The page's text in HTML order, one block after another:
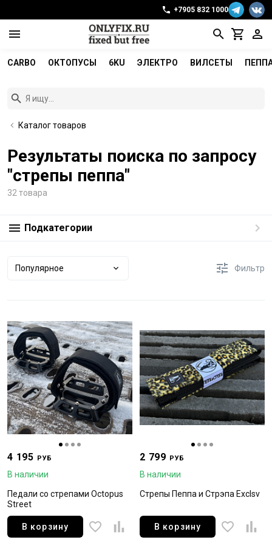
+7905 832 1000
CARBO ОКТОПУСЫ 6KU ЭЛЕКТРО ВИЛСЕТЫ
Каталог товаров
Результаты поиска по запросу
"стрепы пеппа"
32 товара
Подкатегории
Популярное Фильтр
4 195 РУБ
В наличии
Педали со стрепами Octopus
Street
В корзину
2 799 РУБ
В наличии
Стрепы Пеппа и Стрэпа Exclsv
В корзину